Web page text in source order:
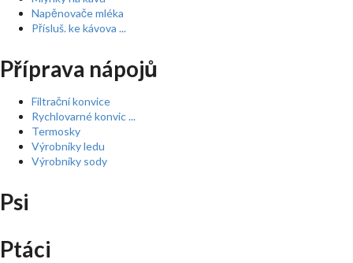
Napěnovače mléka
Přísluš. ke kávova ...
Příprava nápojů
Filtrační konvice
Rychlovarné konvic ...
Termosky
Výrobníky ledu
Výrobníky sody
Psi
Ptáci